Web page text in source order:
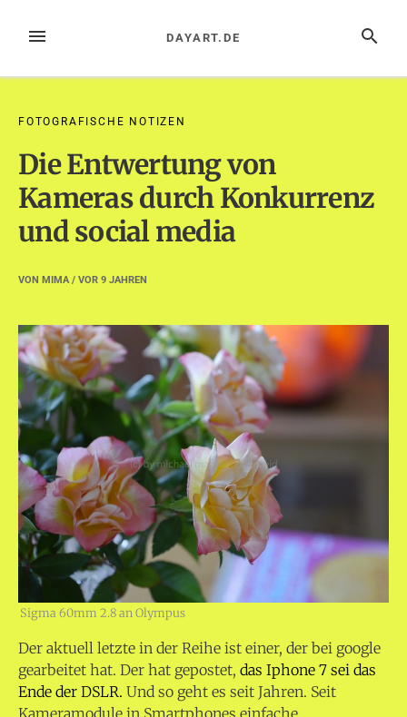
InhaltMENÜ SUCHE
DAYART.DE
FOTOGRAFISCHE NOTIZEN
Die Entwertung von
Kameras durch Konkurrenz
und social media
VON MIMA/ VOR 9 JAHREN
Sigma 60mm 2.8 an Olympus
Der aktuell letzte in der Reihe ist einer, der bei google
gearbeitet hat. Der hat gepostet, das Iphone 7 sei das
Ende der DSLR. Und so geht es seit Jahren. Seit